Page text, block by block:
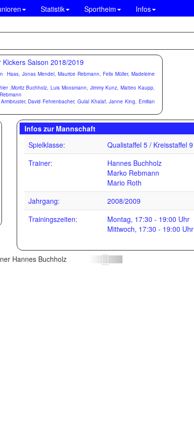
Statistik Sportheim Infos
Haas, Jonas Mendel, Maurice Rebmann, Felix Müller, Madeleine
,Moritz Buchholz, Luis Moosmann, Jimmy Kunz, Matteo Kaupp,
David Fehrenbacher, Gulal Khalaf, Janne King, Emilian
Infos zur Mannschaft
Spielklasse:
Qualistaffel 5 / Kreisstaffel 9
Trainer:
Hannes Buchholz
Marko Rebmann
Mario Roth
Jahrgang:
2008/2009
Trainingszeiten:
Montag, 17:30 - 19:00 Uhr
Mittwoch, 17:30 - 19:00 Uhr
Hannes
Weiter